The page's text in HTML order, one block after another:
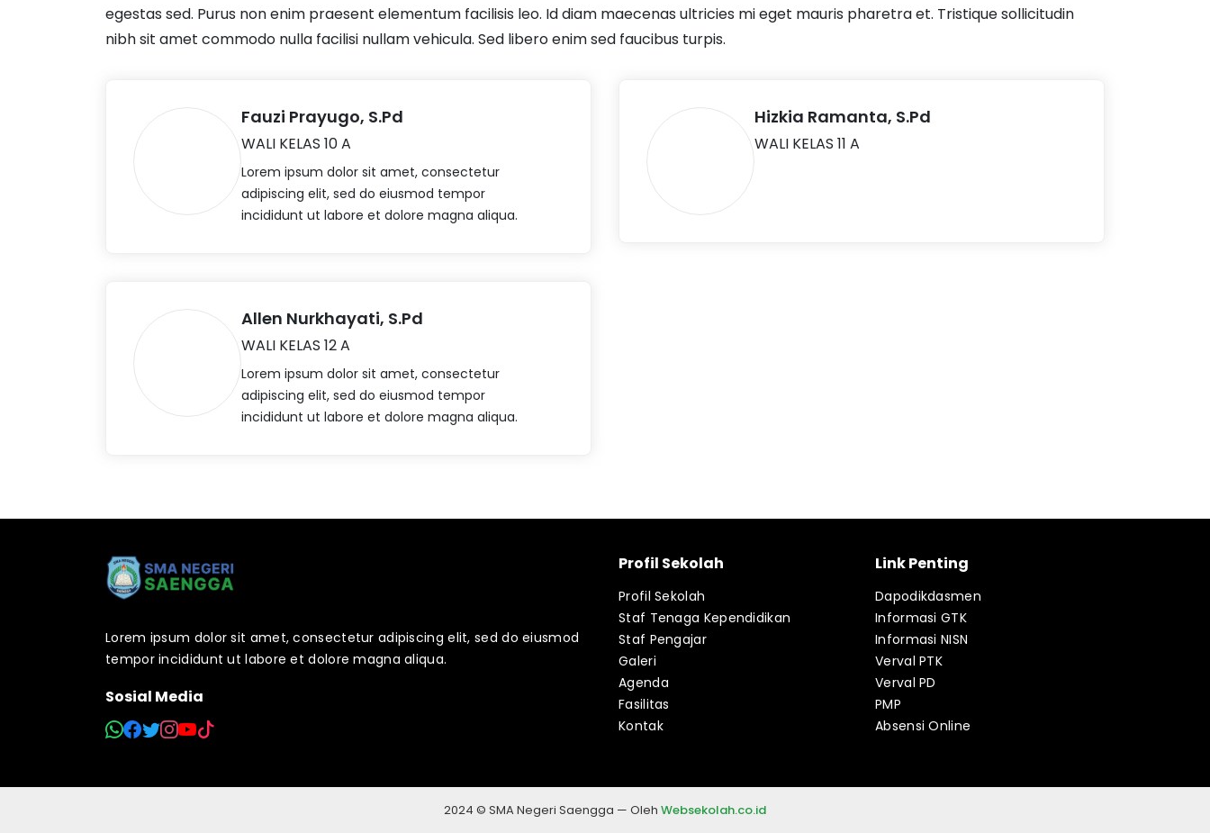
egestas sed. Purus non enim praesent elementum facilisis leo. Id diam maecenas ultricies mi eget mauris pharetra et. Tristique sollicitudin
nibh sit amet commodo nulla facilisi nullam vehicula. Sed libero enim sed faucibus turpis.
Fauzi Prayugo, S.Pd
WALI KELAS 10 A
Lorem ipsum dolor sit amet, consectetur
adipiscing elit, sed do eiusmod tempor
incididunt ut labore et dolore magna aliqua.
Hizkia Ramanta, S.Pd
WALI KELAS 11 A
Allen Nurkhayati, S.Pd
WALI KELAS 12 A
Lorem ipsum dolor sit amet, consectetur
adipiscing elit, sed do eiusmod tempor
incididunt ut labore et dolore magna aliqua.
Lorem ipsum dolor sit amet, consectetur adipiscing elit, sed do eiusmod
tempor incididunt ut labore et dolore magna aliqua.
Sosial Media
Profil Sekolah
Profil Sekolah
Staf Tenaga Kependidikan
Staf Pengajar
Galeri
Agenda
Fasilitas
Kontak
Link Penting
Dapodikdasmen
Informasi GTK
Informasi NISN
Verval PTK
Verval PD
PMP
Absensi Online
2024 © SMA Negeri Saengga — Oleh Websekolah.co.id